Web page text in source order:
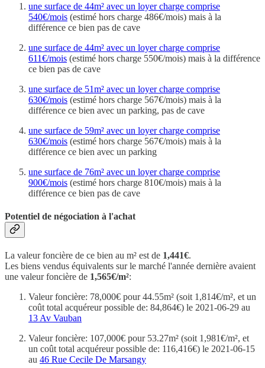
une surface de 44m² avec un loyer charge comprise
540€/mois (estimé hors charge 486€/mois) mais à la
différence ce bien pas de cave
une surface de 44m² avec un loyer charge comprise
611€/mois (estimé hors charge 550€/mois) mais à la différence
ce bien pas de cave
une surface de 51m² avec un loyer charge comprise
630€/mois (estimé hors charge 567€/mois) mais à la
différence ce bien avec un parking, pas de cave
une surface de 59m² avec un loyer charge comprise
630€/mois (estimé hors charge 567€/mois) mais à la
différence ce bien avec un parking
une surface de 76m² avec un loyer charge comprise
900€/mois (estimé hors charge 810€/mois) mais à la
différence ce bien pas de cave
Potentiel de négociation à l'achat
La valeur foncière de ce bien au m² est de 1,441€.
Les biens vendus équivalents sur le marché l'année dernière avaient
une valeur foncière de 1,565€/m²:
Valeur foncière: 78,000€ pour 44.55m² (soit 1,814€/m², et un
coût total acquéreur possible de: 84,864€) le 2021-06-29 au
13 Av Vauban
Valeur foncière: 107,000€ pour 53.27m² (soit 1,981€/m², et
un coût total acquéreur possible de: 116,416€) le 2021-06-15
au 46 Rue Cecile De Marsangy